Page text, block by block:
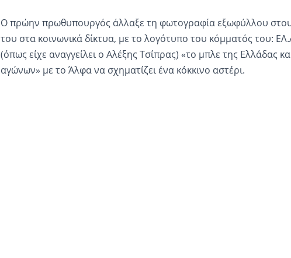
Ο πρώην πρωθυπουργός άλλαξε τη φωτογραφία εξωφύλλου
του στα κοινωνικά δίκτυα, με το λογότυπο του κόμματός του:
(όπως είχε αναγγείλει ο Αλέξης Τσίπρας) «το μπλε της Ελλάδας
αγώνων» με το Άλφα να σχηματίζει ένα κόκκινο αστέρι.